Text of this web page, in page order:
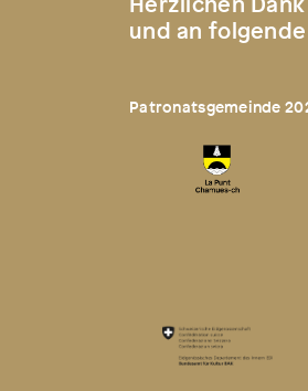
und an
Patronatsgemeinde